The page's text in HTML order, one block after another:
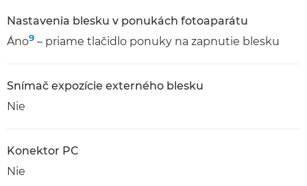
Nastavenia blesku v ponukách fotoaparátu
Áno9 – priame tlačidlo ponuky na zapnutie blesku
Snímač expozície externého blesku
Nie
Konektor PC
Nie